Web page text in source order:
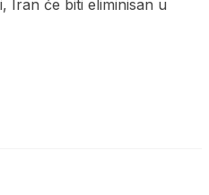
Iran će biti eliminisan u